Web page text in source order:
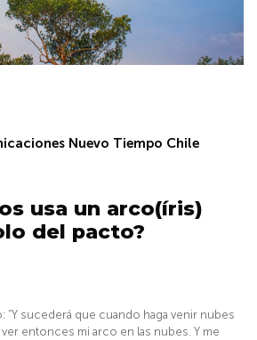
Nuevo Tiempo Chile
usa un arco(íris)
del pacto?
“Y sucederá que cuando haga venir nubes
entonces mi arco en las nubes. Y me